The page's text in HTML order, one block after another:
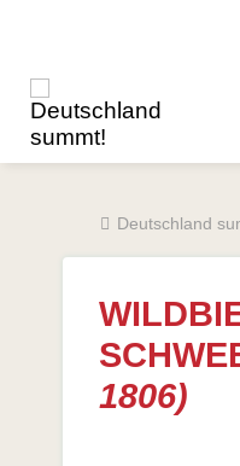
Mitsummen, aber wie?
Wildbienen kurz
Wildbiene des Monats
Deutschland
1806)